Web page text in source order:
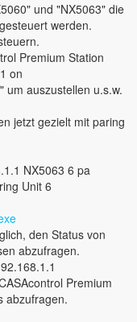
und "NX5063" die
werden.
Premium Station
on
um auszustellen u.s.w.
jetzt gezielt mit paring
NX5063 6 pa
Unit 6
den Status von
abzufragen.
Premium
abzufragen.